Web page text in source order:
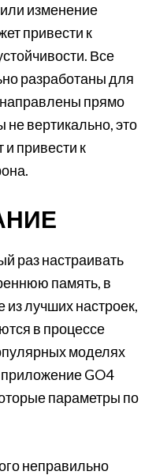
изменение
привести к
Все
разработаны для
направлены прямо
вертикально, это
привести к
раз настраивать
память, в
из лучших настроек,
в процессе
моделях
приложение GO4
параметры по
неправильно